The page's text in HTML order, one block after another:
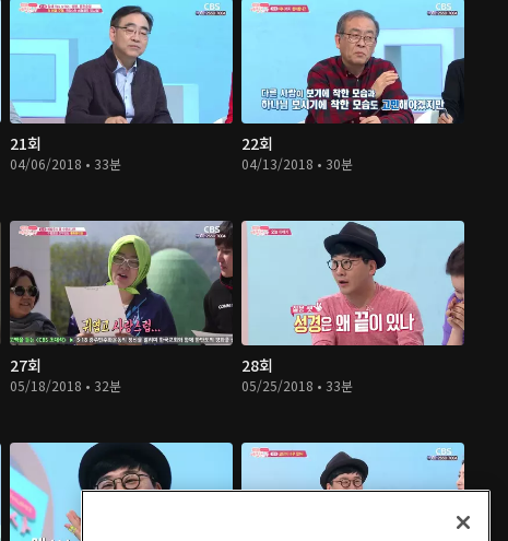
21회
04/06/2018 • 33분
22회
04/13/2018 • 30분
27회
05/18/2018 • 32분
28회
05/25/2018 • 33분